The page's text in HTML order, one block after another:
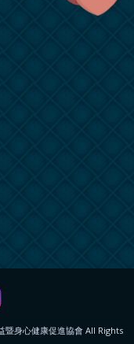
身心健康促進協會 All Rights